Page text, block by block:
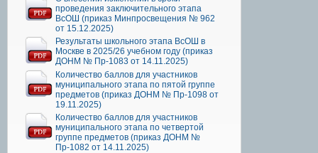
проведения заключительного этапа
ВсОШ (приказ Минпросвещения № 962
от 15.12.2025)
Результаты школьного этапа ВсОШ в
Москве в 2025/26 учебном году (приказ
ДОНМ № Пр-1083 от 14.11.2025)
Количество баллов для участников
муниципального этапа по пятой группе
предметов (приказ ДОНМ № Пр-1098 от
19.11.2025)
Количество баллов для участников
муниципального этапа по четвертой
группе предметов (приказ ДОНМ №
Пр-1082 от 14.11.2025)